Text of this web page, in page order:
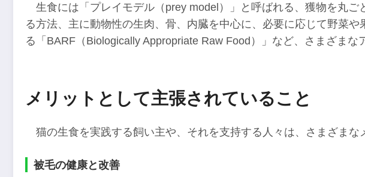
生食には「プレイモデル（prey model）」と呼ばれる、獲物を丸ご
る方法、主に動物性の生肉、骨、内臓を中心に、必要に応じて野菜
る「BARF（Biologically Appropriate Raw Food）」など、さまざまな
メリットとして主張されていること
猫の生食を実践する飼い主や、それを支持する人々は、さまざまな
被毛の健康と改善